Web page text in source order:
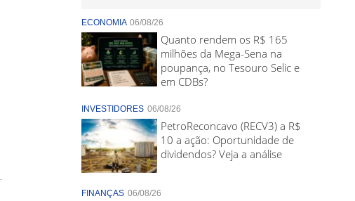
ECONOMIA 06/08/26
Quanto rendem os R$ 165
milhões da Mega-Sena na
poupança, no Tesouro Selic e
em CDBs?
INVESTIDORES 06/08/26
PetroReconcavo (RECV3) a R$
10 a ação: Oportunidade de
dividendos? Veja a análise
FINANÇAS 06/08/26